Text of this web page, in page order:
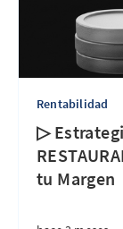
Rentabilidad
▷
tu Margen